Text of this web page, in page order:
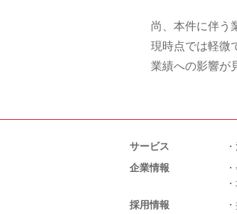
尚、本件に伴う
現時点では軽微
業績への影響が
サービス
企業情報
採用情報